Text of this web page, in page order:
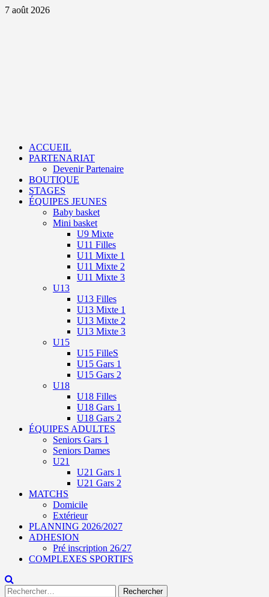
Aller
7 août 2026
ACCUEIL
PARTENARIAT
Devenir Partenaire
BOUTIQUE
STAGES
ÉQUIPES JEUNES
Baby basket
Mini basket
U9 Mixte
U11 Filles
U11 Mixte 1
U11 Mixte 2
U11 Mixte 3
U13
U13 Filles
U13 Mixte 1
U13 Mixte 2
U13 Mixte 3
U15
U15 FilleS
U15 Gars 1
U15 Gars 2
U18
U18 Filles
U18 Gars 1
U18 Gars 2
ÉQUIPES ADULTES
Seniors Gars 1
Seniors Dames
U21
U21 Gars 1
U21 Gars 2
MATCHS
Domicile
Extérieur
PLANNING 2026/2027
ADHESION
Pré inscription 26/27
COMPLEXES SPORTIFS
Rechercher :